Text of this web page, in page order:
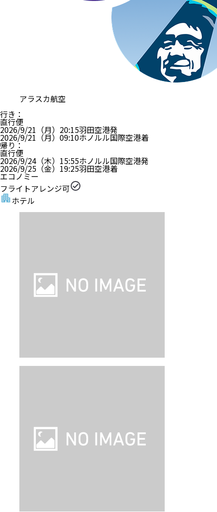
アラスカ航空
行き ：
直行便
2026/9/21（月） 20:15羽田空港発
2026/9/21（月） 09:10ホノルル国際空港着
帰り ：
直行便
2026/9/24（木） 15:55ホノルル国際空港発
2026/9/25（金） 19:25羽田空港着
エコノミー
フライトアレンジ可
ホテル